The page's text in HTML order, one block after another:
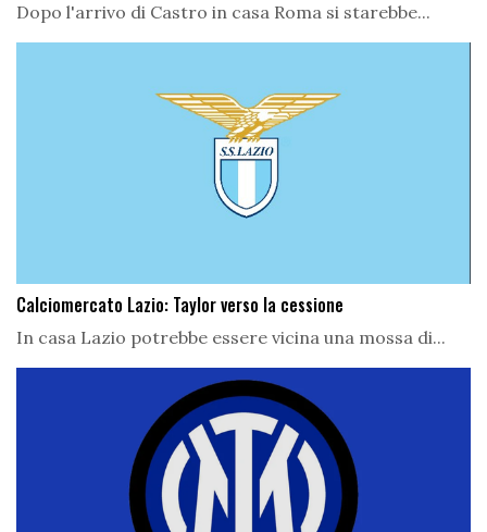
Dopo l'arrivo di Castro in casa Roma si starebbe...
Calciomercato Lazio: Taylor verso la cessione
In casa Lazio potrebbe essere vicina una mossa di...